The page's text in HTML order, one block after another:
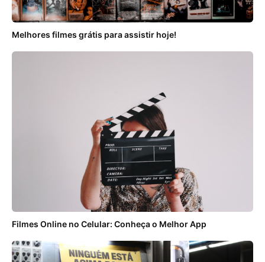
Melhores filmes grátis para assistir hoje!
Filmes Online no Celular: Conheça o Melhor App